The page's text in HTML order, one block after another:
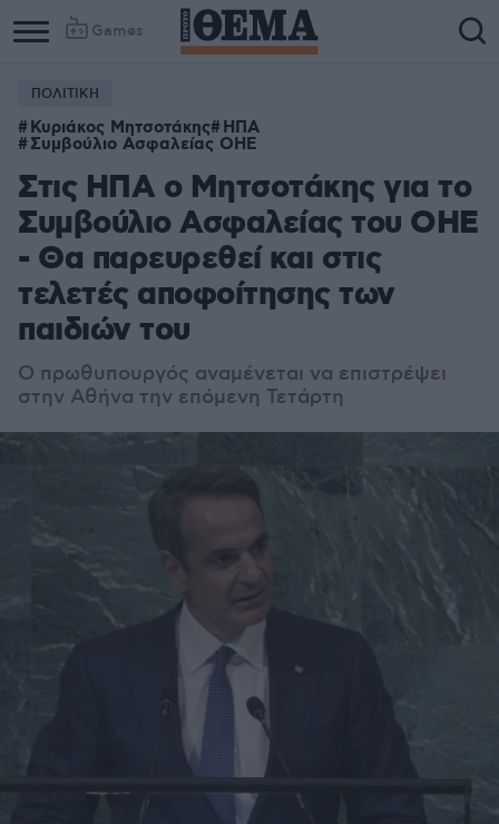
Games
ΠΟΛΙΤΙΚΗ
Κυριάκος Μητσοτάκης ΗΠΑ
Συμβούλιο Ασφαλείας ΟΗΕ
Στις ΗΠΑ ο Μητσοτάκης για το
Συμβούλιο Ασφαλείας του ΟΗΕ
- Θα παρευρεθεί και στις
τελετές αποφοίτησης των
παιδιών του
Ο πρωθυπουργός αναμένεται να επιστρέψει
στην Αθήνα την επόμενη Τετάρτη